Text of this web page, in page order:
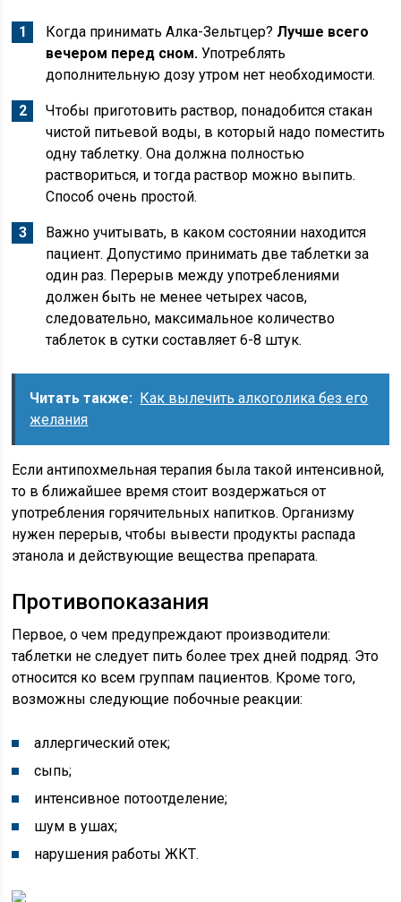
Когда принимать Алка-Зельтцер? Лучше всего
вечером перед сном. Употреблять
дополнительную дозу утром нет необходимости.
Чтобы приготовить раствор, понадобится стакан
чистой питьевой воды, в который надо поместить
одну таблетку. Она должна полностью
раствориться, и тогда раствор можно выпить.
Способ очень простой.
Важно учитывать, в каком состоянии находится
пациент. Допустимо принимать две таблетки за
один раз. Перерыв между употреблениями
должен быть не менее четырех часов,
следовательно, максимальное количество
таблеток в сутки составляет 6-8 штук.
Читать также: Как вылечить алкоголика без его
желания
Если антипохмельная терапия была такой интенсивной,
то в ближайшее время стоит воздержаться от
употребления горячительных напитков. Организму
нужен перерыв, чтобы вывести продукты распада
этанола и действующие вещества препарата.
Противопоказания
Первое, о чем предупреждают производители:
таблетки не следует пить более трех дней подряд. Это
относится ко всем группам пациентов. Кроме того,
возможны следующие побочные реакции:
аллергический отек;
сыпь;
интенсивное потоотделение;
шум в ушах;
нарушения работы ЖКТ.